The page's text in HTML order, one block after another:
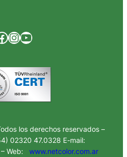
InstagramYouTube
los derechos reservados –
02320 47.0328 E-mail:
Web: www.netcolor.com.ar